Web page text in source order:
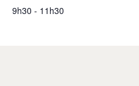
9h30 - 11h30